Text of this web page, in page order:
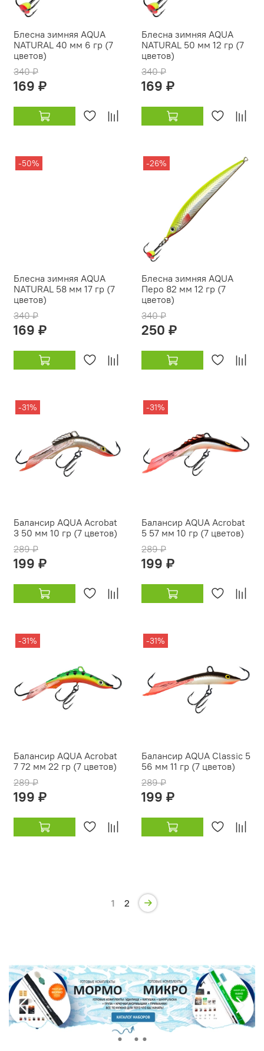
Блесна зимняя AQUA
NATURAL 40 мм 6 гр (7
цветов)
340 ₽
169 ₽
Блесна зимняя AQUA
NATURAL 50 мм 12 гр (7
цветов)
340 ₽
169 ₽
-50%
Блесна зимняя AQUA
NATURAL 58 мм 17 гр (7
цветов)
340 ₽
169 ₽
-26%
Блесна зимняя AQUA
Перо 82 мм 12 гр (7
цветов)
340 ₽
250 ₽
-31%
Балансир AQUA Acrobat
3 50 мм 10 гр (7 цветов)
289 ₽
199 ₽
-31%
Балансир AQUA Acrobat
5 57 мм 10 гр (7 цветов)
289 ₽
199 ₽
-31%
Балансир AQUA Acrobat
7 72 мм 22 гр (7 цветов)
289 ₽
199 ₽
-31%
Балансир AQUA Classic 5
56 мм 11 гр (7 цветов)
289 ₽
199 ₽
1 2